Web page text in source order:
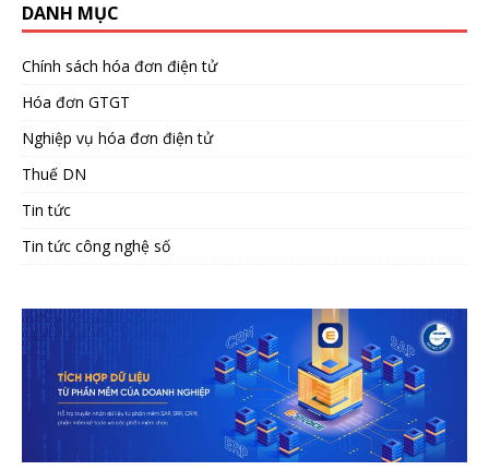
DANH MỤC
Chính sách hóa đơn điện tử
Hóa đơn GTGT
Nghiệp vụ hóa đơn điện tử
Thuế DN
Tin tức
Tin tức công nghệ số